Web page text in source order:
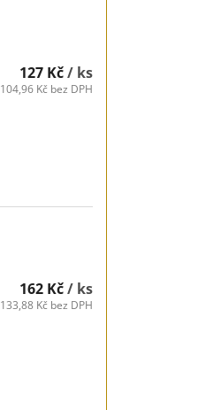
127 Kč/ ks
104,96 Kč bez DPH
162 Kč/ ks
133,88 Kč bez DPH